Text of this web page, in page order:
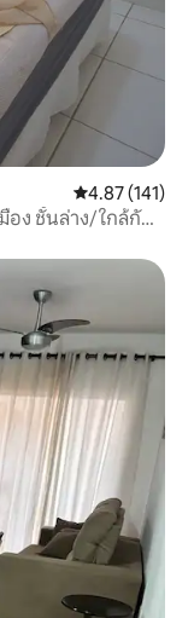
คะแนนเฉลี่ย
4.87 (141)
อง ชั้นล่าง/ ใกล้กับ